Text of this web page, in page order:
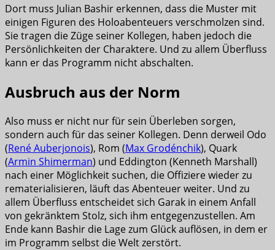
Dort muss Julian Bashir erkennen, dass die Muster mit
einigen Figuren des Holoabenteuers verschmolzen sind.
Sie tragen die Züge seiner Kollegen, haben jedoch die
Persönlichkeiten der Charaktere. Und zu allem Überfluss
kann er das Programm nicht abschalten.
Ausbruch aus der Norm
Also muss er nicht nur für sein Überleben sorgen,
sondern auch für das seiner Kollegen. Denn derweil Odo
(René Auberjonois), Rom (Max Grodénchik), Quark
(Armin Shimerman) und Eddington (Kenneth Marshall)
nach einer Möglichkeit suchen, die Offiziere wieder zu
rematerialisieren, läuft das Abenteuer weiter. Und zu
allem Überfluss entscheidet sich Garak in einem Anfall
von gekränktem Stolz, sich ihm entgegenzustellen. Am
Ende kann Bashir die Lage zum Glück auflösen, in dem er
im Programm selbst die Welt zerstört.